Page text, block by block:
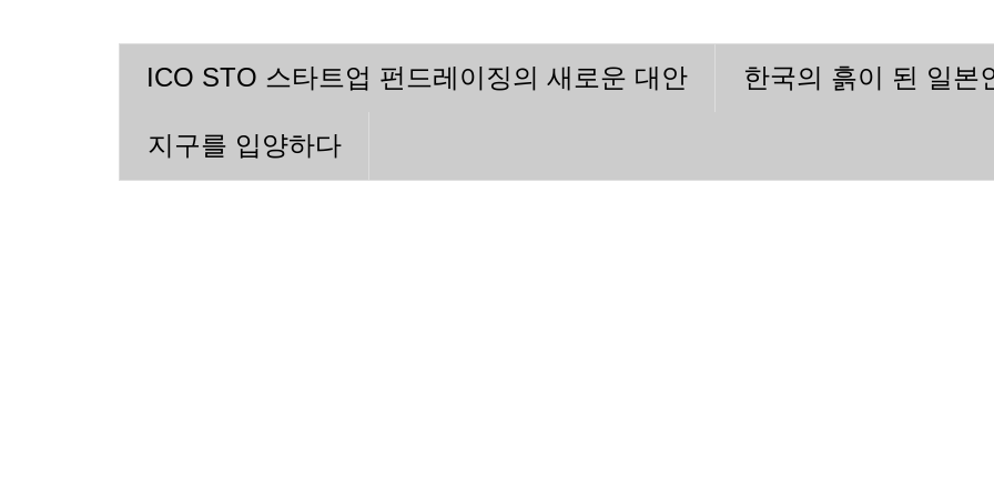
ICO STO 스타트업 펀드레이징의 새로운 대안 한국의 흙이 된 일본
지구를 입양하다